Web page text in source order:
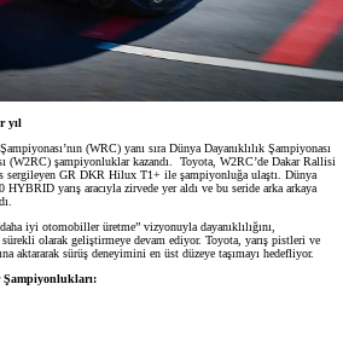
yıl
(WRC) yanı sıra Dünya Dayanıklılık Şampiyonası
(W2RC) şampiyonluklar kazandı. Toyota, W2RC’de Dakar Rallisi
sergileyen GR DKR Hilux T1+ ile şampiyonluğa ulaştı. Dünya
HYBRID yarış aracıyla zirvede yer aldı ve bu seride arka arkaya
iyi otomobiller üretme” vizyonuyla dayanıklılığını,
olarak geliştirmeye devam ediyor. Toyota, yarış pistleri ve
aktararak sürüş deneyimini en üst düzeye taşımayı hedefliyor.
Şampiyonlukları: